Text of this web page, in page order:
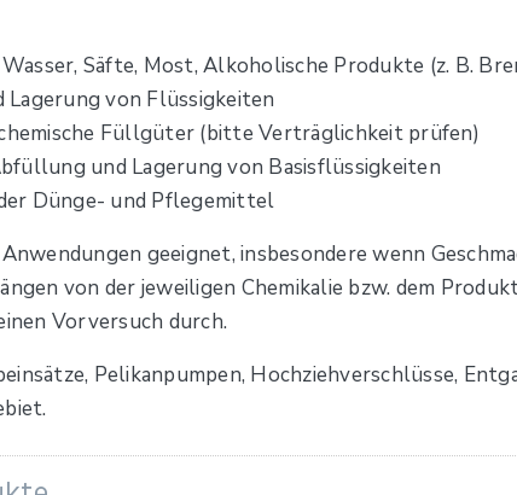
Säfte, Most, Alkoholische Produkte (z. B.
von Flüssigkeiten
Füllgüter (bitte Verträglichkeit prüfen)
und Lagerung von Basisflüssigkeiten
Dünge- und Pflegemittel
geeignet, insbesondere wenn
von der jeweiligen Chemikalie bzw. dem
Vorversuch durch.
Pelikanpumpen, Hochziehverschlüsse,